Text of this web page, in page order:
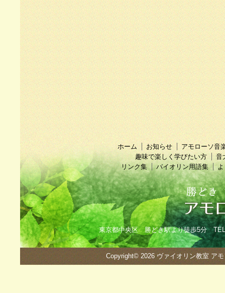
ホーム お知らせ
アモローソ音
趣味で楽しく学びたい方
音
リンク集
バイオリン用語集
東京都中央区 勝どき駅より徒歩5分
Copyright© 2026 ヴァイオリン教室 ア